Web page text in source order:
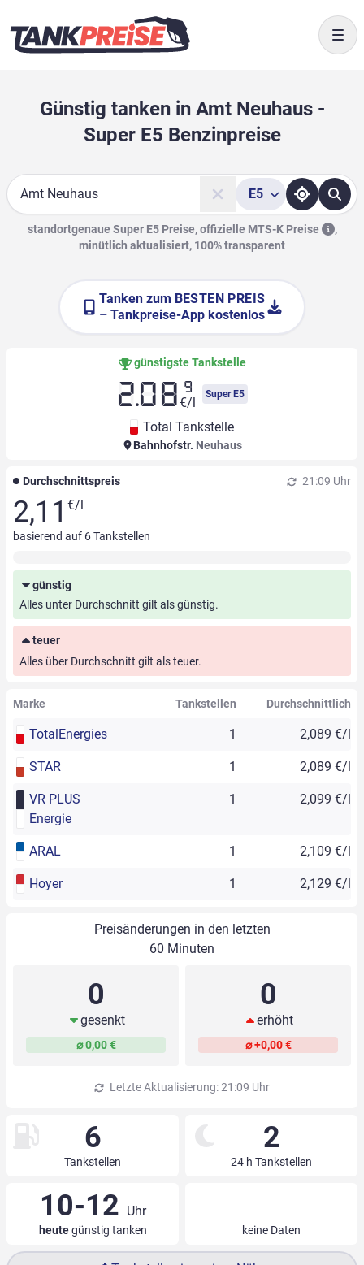
Günstig tanken in Amt Neuhaus -
Super E5 Benzinpreise
Suche
E5
standortgenaue Super E5 Preise, offizielle MTS-K Preise
,
minütlich aktualisiert, 100% transparent
Tanken zum BESTEN PREIS
– Tankpreise-App kostenlos
günstigste Tankstelle
2.08 9
€/l
Super E5
Total Tankstelle
Bahnhofstr. Neuhaus
Durchschnittspreis 21:09 Uhr
2,11 €/l
basierend auf 6Tankstellen
günstig
Alles unter Durchschnitt gilt als günstig.
teuer
Alles über Durchschnitt gilt als teuer.
Marke Tankstellen Durchschnittlich
TotalEnergies 1 2,089 €/l
STAR 1 2,089 €/l
VR PLUS
Energie
1 2,099 €/l
ARAL 1 2,109 €/l
Hoyer 1 2,129 €/l
Preisänderungen in den letzten
60 Minuten
0
gesenkt
⌀ 0,00 €
0
erhöht
⌀ +0,00 €
Letzte Aktualisierung: 21:09 Uhr
6
Tankstellen
2
24 h Tankstellen
10-12 Uhr
heutegünstig tanken keine Daten